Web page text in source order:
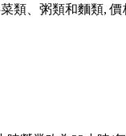
類、粥類和麵類,